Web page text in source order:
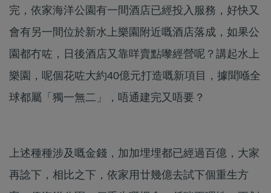
完，依家海洋公園有一間酒店已經投入服務，好快又
會有另一間位於新水上樂園附近嘅酒店落成，如果公
園都冇咗，日後酒店又靠咩賣點嚟經營呢？講起水上
樂園，呢個花咗大約40億元打造嘅新項目，據聞喺全
球都屬「獨一無二」，唔通建完又唔要？
上述種種涉及嘅金錢，加加埋埋都已經過百億，大家
再諗下，相比之下，依家用廿幾億去試下個重生方